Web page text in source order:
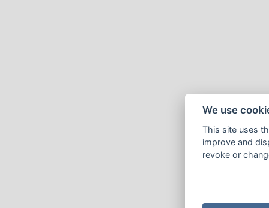
We use
This site uses
improve and
revoke or